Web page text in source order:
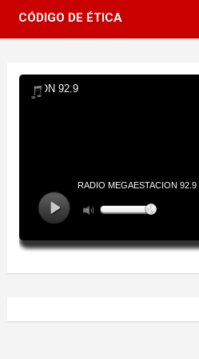
CÓDIGO DE ÉTICA